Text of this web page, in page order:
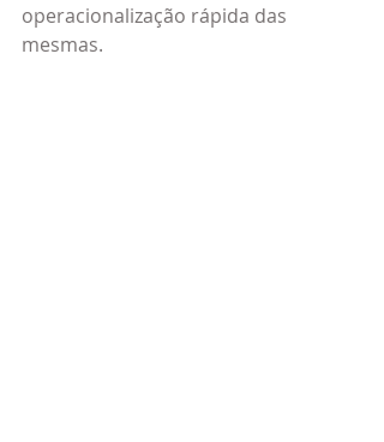
operacionalização rápida das
mesmas.